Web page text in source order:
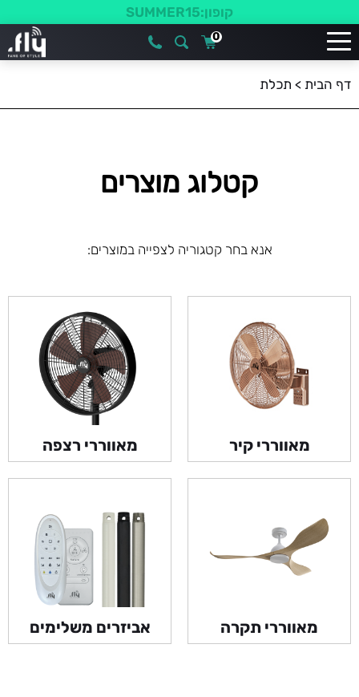
קופון:SUMMER15
0
דף הבית > תכלת
קטלוג מוצרים
אנא בחר קטגוריה לצפייה במוצרים:
מאווררי קיר מאווררי רצפה
מאווררי תקרה אביזרים משלימים